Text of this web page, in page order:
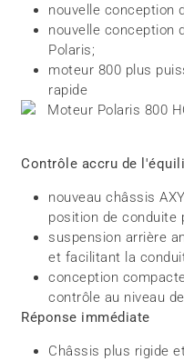
nouvelle conception
nouvelle conception
Polaris;
moteur 800 plus
rapide
Contrôle accru de
nouveau châssis
position de conduite
suspension arrière
et facilitant la
conception
contrôle au niveau
Réponse immédiate
Châssis plus rigide